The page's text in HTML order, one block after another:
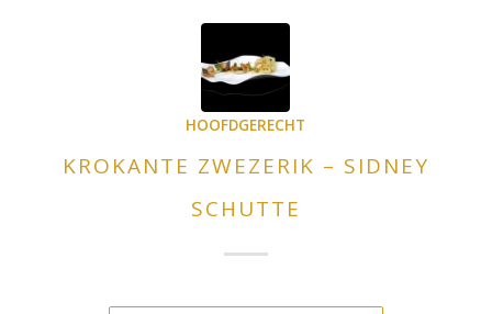
HOOFDGERECHT
KROKANTE ZWEZERIK – SIDNEY
SCHUTTE